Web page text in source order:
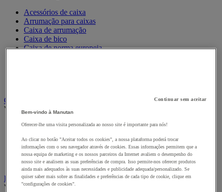
Acessórios de caixa
Arrumação para caixas
Caixa de arrumação
Caixa de bico
Caixa de norma europeia
Caixas de cartão, envelopes e caixas de expedição
Ver todas as categorias
Caixa e tubo de expedição
Caixa em madeira
Caixas-palete de cartão
Envelope de expedição
Embalagens de oferta
Ver todas as categorias
Continuar sem aceitar
Bem-vindo à Manutan
Oferecer-lhe uma visita personalizada ao nosso site é importante para nós!
Ao clicar no botão "Aceitar todos os cookies", a nossa plataforma poderá trocar
informações com o seu navegador através de cookies. Essas informações permitem que a
nossa equipa de marketing e os nossos parceiros da Internet avaliem o desempenho do
nosso site e analisem as suas preferências de compra. Isso permite-nos oferecer produtos
ainda mais adequados às suas necessidades e publicidade adequada/personalizado. Se
quiser saber mais sobre as finalidades e preferências de cada tipo de cookie, clique em
"configurações de cookies".